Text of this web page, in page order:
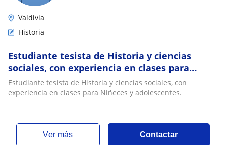
Valdivia
Historia
Estudiante tesista de Historia y ciencias
sociales, con experiencia en clases para
Niñeces y adolescentes
Estudiante tesista de Historia y ciencias sociales, con
experiencia en clases para Niñeces y adolescentes.
ver más Contactar